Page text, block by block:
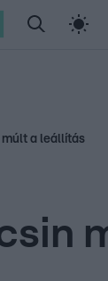
István Most
múlt a leállítás